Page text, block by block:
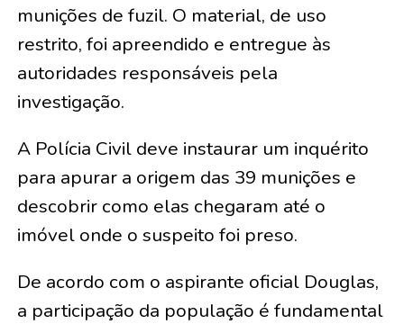
munições de fuzil. O material, de uso
restrito, foi apreendido e entregue às
autoridades responsáveis pela
investigação.
A Polícia Civil deve instaurar um inquérito
para apurar a origem das 39 munições e
descobrir como elas chegaram até o
imóvel onde o suspeito foi preso.
De acordo com o aspirante oficial Douglas,
a participação da população é fundamental